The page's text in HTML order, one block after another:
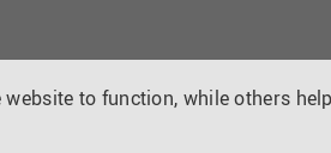
to function, while others